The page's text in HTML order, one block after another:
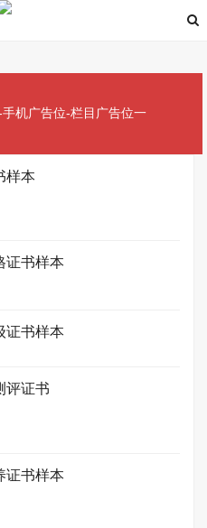
机广告位-栏目广告位一
样本
证书样本
证书样本
评证书
证书样本